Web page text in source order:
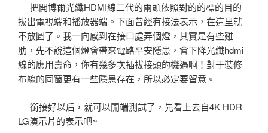
把開博爾光纖HDMI線二代的兩頭依照對的的標的目的
拔出電視端和播放器端。下面曾經有接法表示，在這里就
不放圖了。我一向感到在接口處弄個燈，其實是有些雞
肋，先不說這個燈會帶來電路平安隱患，會下降光纖hdmi
線的應用壽命，你有幾多次插拔接頭的機遇啊！對于裝修
布線的同窗更有一些隱患存在，所以必定要留意。
銜接好以后，就可以開端測試了，先看上去自4K HDR
LG演示片的表示吧~